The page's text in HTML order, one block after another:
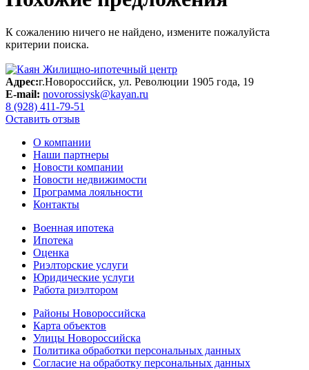
К сожалению ничего не найдено, измените пожалуйста
критерии поиска.
Адрес:г.Новороссийск, ул. Революции 1905 года, 19
E-mail: novorossiysk@kayan.ru
8 (928) 411-79-51
Оставить отзыв
О компании
Наши партнеры
Новости компании
Новости недвижимости
Программа лояльности
Контакты
Военная ипотека
Ипотека
Оценка
Риэлторские услуги
Юридические услуги
Работа риэлтором
Районы Новороссийска
Карта объектов
Улицы Новороссийска
Политика обработки персональных данных
Согласие на обработку персональных данных